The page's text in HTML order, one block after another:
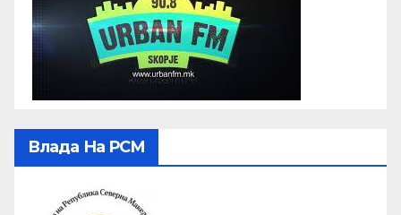
Влада На РСМ